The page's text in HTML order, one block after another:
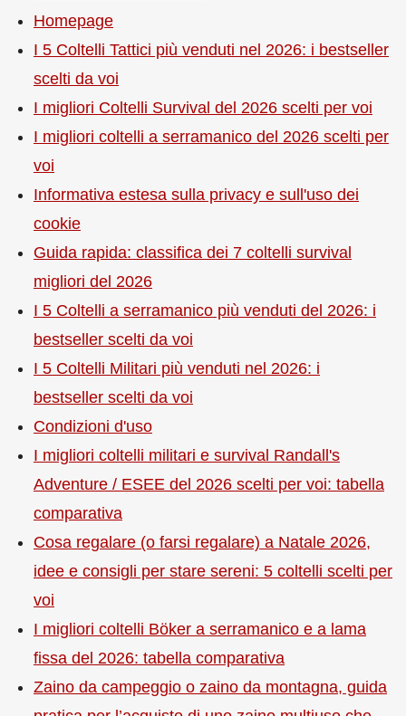
Homepage
I 5 Coltelli Tattici più venduti nel 2026: i bestseller
scelti da voi
I migliori Coltelli Survival del 2026 scelti per voi
I migliori coltelli a serramanico del 2026 scelti per
voi
Informativa estesa sulla privacy e sull'uso dei
cookie
Guida rapida: classifica dei 7 coltelli survival
migliori del 2026
I 5 Coltelli a serramanico più venduti del 2026: i
bestseller scelti da voi
I 5 Coltelli Militari più venduti nel 2026: i
bestseller scelti da voi
Condizioni d'uso
I migliori coltelli militari e survival Randall's
Adventure / ESEE del 2026 scelti per voi: tabella
comparativa
Cosa regalare (o farsi regalare) a Natale 2026,
idee e consigli per stare sereni: 5 coltelli scelti per
voi
I migliori coltelli Böker a serramanico e a lama
fissa del 2026: tabella comparativa
Zaino da campeggio o zaino da montagna, guida